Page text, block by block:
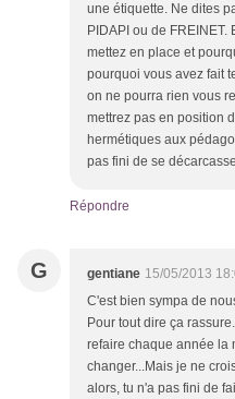
une étiquette. Ne dites
PIDAPI ou de
mettez en place et
pourquoi vous avez fait
on ne pourra rien vous
mettrez pas en position
hermétiques aux
pas fini de se
Répondre
G gentiane 15/05/2013
C'est bien sympa de
Pour tout dire ça
refaire chaque année la
changer...Mais je ne
alors, tu n'a pas fini de